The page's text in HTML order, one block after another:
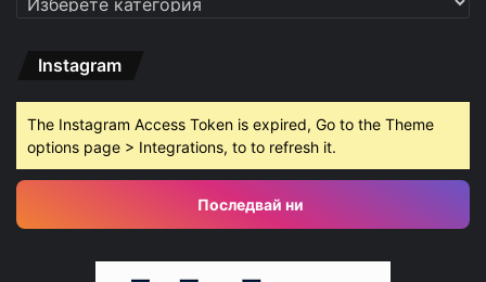
Instagram
The Instagram Access Token is expired, Go to the Theme
options page > Integrations, to to refresh it.
Последвай ни